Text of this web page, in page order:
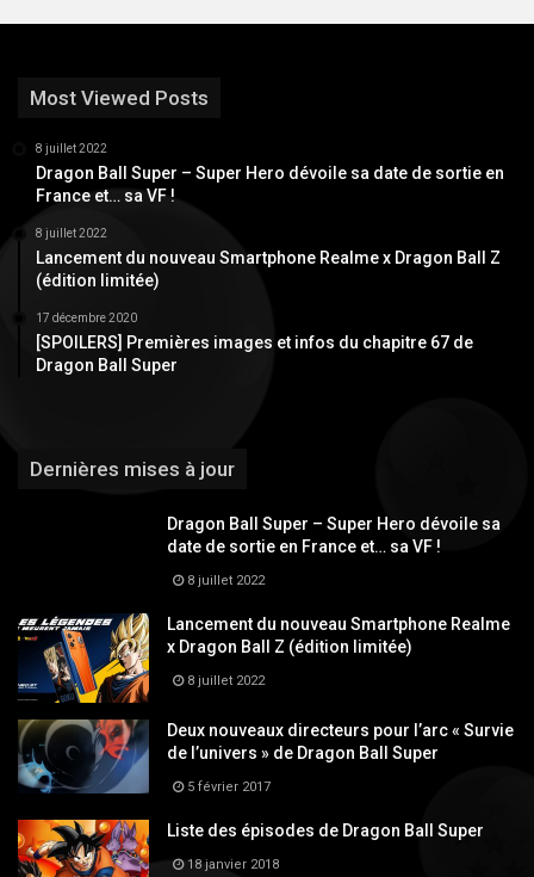
Most Viewed Posts
8 juillet 2022
Dragon Ball Super – Super Hero dévoile sa date de sortie en
France et… sa VF !
8 juillet 2022
Lancement du nouveau Smartphone Realme x Dragon Ball Z
(édition limitée)
17 décembre 2020
[SPOILERS] Premières images et infos du chapitre 67 de
Dragon Ball Super
Dernières mises à jour
Dragon Ball Super – Super Hero dévoile sa
date de sortie en France et… sa VF !
8 juillet 2022
Lancement du nouveau Smartphone Realme
x Dragon Ball Z (édition limitée)
8 juillet 2022
Deux nouveaux directeurs pour l’arc « Survie
de l’univers » de Dragon Ball Super
5 février 2017
Liste des épisodes de Dragon Ball Super
18 janvier 2018